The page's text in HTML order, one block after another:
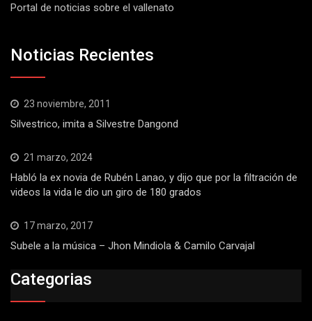
Portal de noticias sobre el vallenato
Noticias Recientes
23 noviembre, 2011
Silvestrico, imita a Silvestre Dangond
21 marzo, 2024
Habló la ex novia de Rubén Lanao, y dijo que por la filtración de
videos la vida le dio un giro de 180 grados
17 marzo, 2017
Subele a la música – Jhon Mindiola & Camilo Carvajal
Categorias